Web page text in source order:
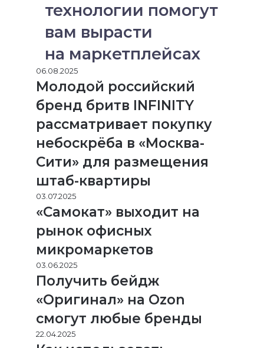
технологии помогут
вам вырасти
на маркетплейсах
06.08.2025
Молодой российский
бренд бритв INFINITY
рассматривает покупку
небоскрёба в «Москва-
Сити» для размещения
штаб-квартиры
03.07.2025
«Самокат» выходит на
рынок офисных
микромаркетов
03.06.2025
Получить бейдж
«Оригинал» на Ozon
смогут любые бренды
22.04.2025